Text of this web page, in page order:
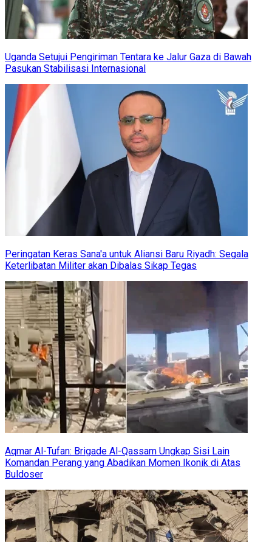
Uganda Setujui Pengiriman Tentara ke Jalur Gaza di Bawah
Pasukan Stabilisasi Internasional
Peringatan Keras Sana'a untuk Aliansi Baru Riyadh: Segala
Keterlibatan Militer akan Dibalas Sikap Tegas
Aqmar Al-Tufan: Brigade Al-Qassam Ungkap Sisi Lain
Komandan Perang yang Abadikan Momen Ikonik di Atas
Buldoser